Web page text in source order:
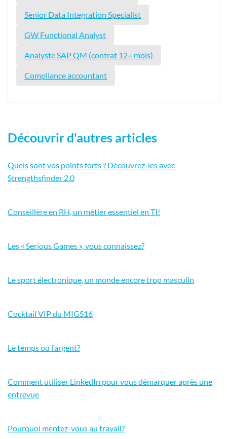
Senior Data Integration Specialist
GW Functional Analyst
Analyste SAP QM (contrat 12+ mois)
Compliance accountant
Découvrir d'autres articles
Quels sont vos points forts ? Découvrez-les avec
Strengthsfinder 2.0
Conseillère en RH, un métier essentiel en TI!
Les « Serious Games », vous connaissez?
Le sport électronique, un monde encore trop masculin
Cocktail VIP du MIGS16
Le temps ou l’argent?
Comment utiliser LinkedIn pour vous démarquer après une
entrevue
Pourquoi mentez-vous au travail?